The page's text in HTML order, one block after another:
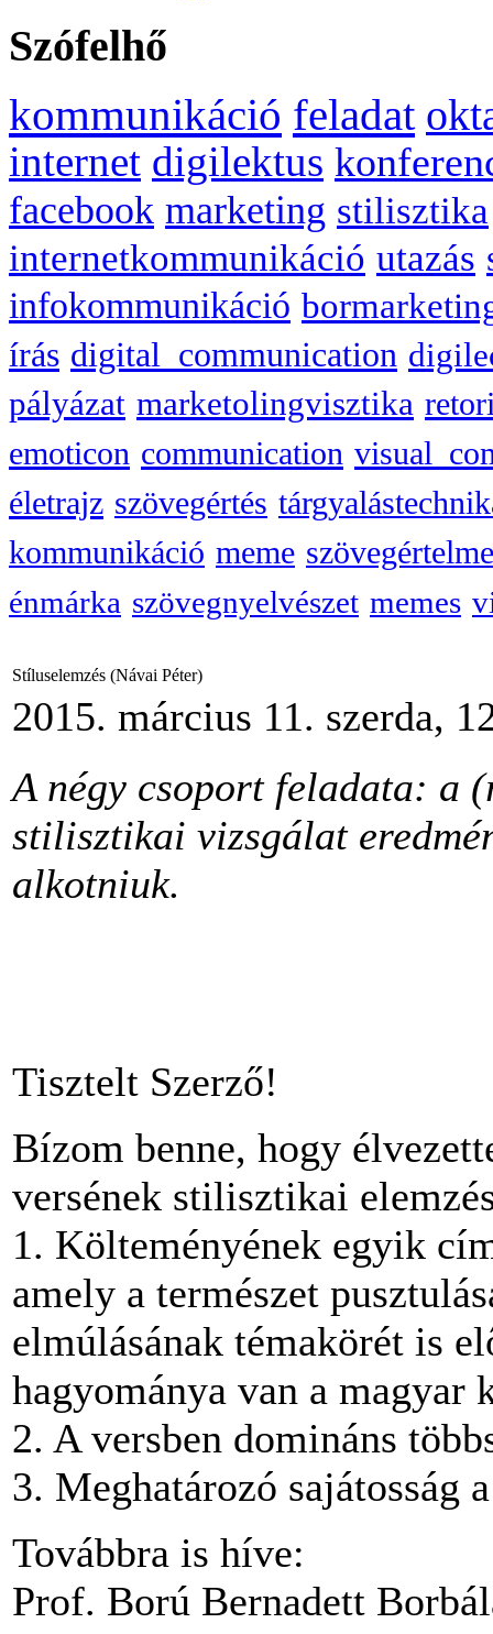
Szófelhő
kommunikáció feladat
internet digilektus
facebook marketing stilisztika
internetkommunikáció utazás
infokommunikáció
írás digital_communication
pályázat marketolingvisztika
emoticon communication
életrajz szövegértés
kommunikáció meme
énmárka szövegnyelvészet memes
Stíluselemzés (Návai Péter)
2015. március 11. szerda,
A négy csoport feladata: a
stilisztikai vizsgálat
alkotniuk.
Tisztelt Szerző!
Bízom benne, hogy
versének stilisztikai
1. Költeményének egyik
amely a természet
elmúlásának témakörét is
hagyománya van a magyar
2. A versben domináns
3. Meghatározó sajátosság
Továbbra is híve:
Prof. Ború Bernadett